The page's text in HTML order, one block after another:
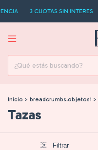
3 CUOTAS SIN INTERES
Inicio > breadcrumbs.objetos1 >
Tazas
Filtrar